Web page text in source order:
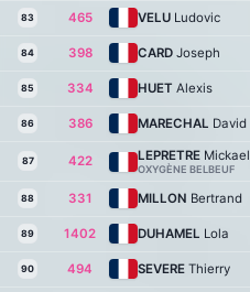
83 465 VELU Ludovic
84 398 CARD Joseph
85 334 HUET Alexis
86 386 MARECHAL David
87 422 LEPRETRE Mickael
OXYGÈNE BELBEUF
88 331 MILLON Bertrand
89 1402 DUHAMEL Lola
90 494 SEVERE Thierry